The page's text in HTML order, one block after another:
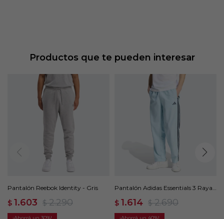
Productos que te pueden interesar
Pantalón Reebok Identity - Gris
$ 1.603 $ 2.290
Pantalón Adidas Essentials 3 Rayas
$ 1.614 $ 2.690